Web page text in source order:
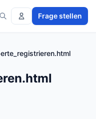
Frage stellen